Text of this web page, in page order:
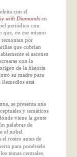
con el
with Diamondsen
periódico con
que, en ese mismo
remontan por
que cubrían
el ascenso
con la
de la historia
su madre para
está
se presenta una
y temáticos
viene la gente
palabras de
el nobel
el rostro antes de
para ponérselo
temas centrales